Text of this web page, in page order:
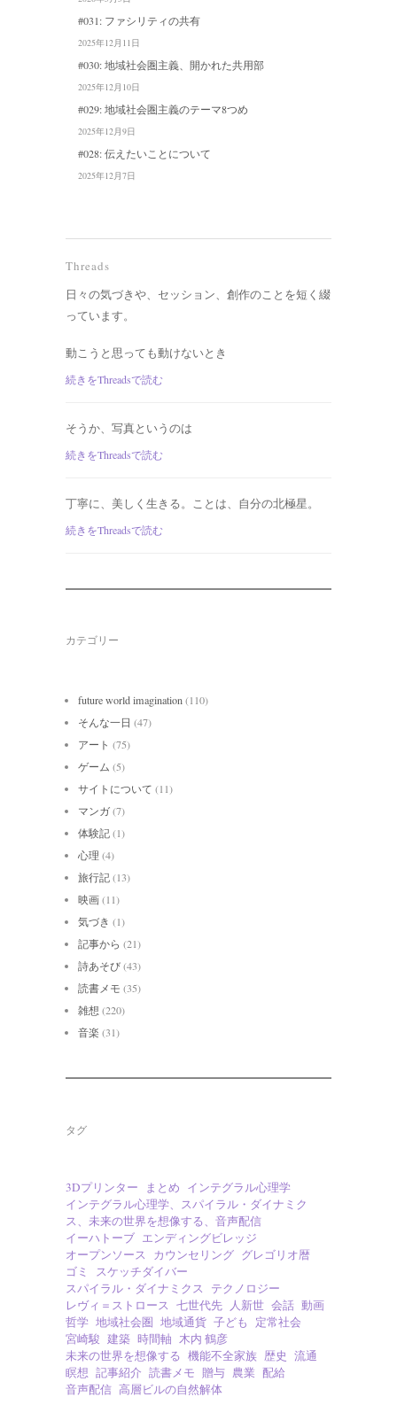
#031: ファシリティの共有
2025年12月11日
#030: 地域社会圏主義、開かれた共用部
2025年12月10日
#029: 地域社会圏主義のテーマ8つめ
2025年12月9日
#028: 伝えたいことについて
2025年12月7日
Threads
日々の気づきや、セッション、創作のことを短く綴
っています。
動こうと思っても動けないとき
続きをThreadsで読む
そうか、写真というのは
続きをThreadsで読む
丁寧に、美しく生きる。ことは、自分の北極星。
続きをThreadsで読む
カテゴリー
future world imagination(110)
そんな一日 (47)
アート (75)
ゲーム (5)
サイトについて (11)
マンガ(7)
体験記(1)
心理 (4)
旅行記(13)
映画(11)
気づき (1)
記事から (21)
詩あそび(43)
読書メモ (35)
雑想 (220)
音楽 (31)
タグ
3Dプリンター まとめ インテグラル心理学
インテグラル心理学、スパイラル・ダイナミク
ス、未来の世界を想像する、音声配信
イーハトーブ エンディングビレッジ
オープンソース
カウンセリング グレゴリオ暦
ゴミ
スケッチダイバー
スパイラル・ダイナミクス
テクノロジー
レヴィ＝ストロース 七世代先 人新世 会話 動画
哲学 地域社会圏 地域通貨 子ども
定常社会
宮崎駿 建築 時間軸 木内 鶴彦
未来の世界を想像する 機能不全家族 歴史 流通
瞑想 記事紹介 読書メモ 贈与 農業 配給
音声配信 高層ビルの自然解体